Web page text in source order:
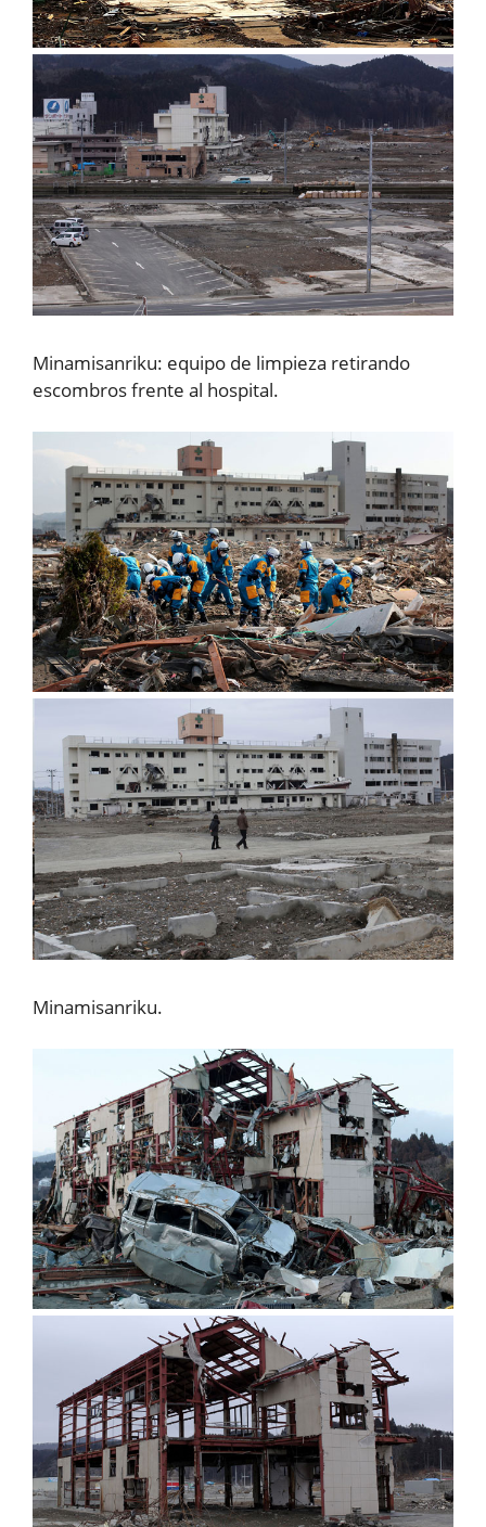
Minamisanriku: equipo de limpieza retirando
escombros frente al hospital.
Minamisanriku.